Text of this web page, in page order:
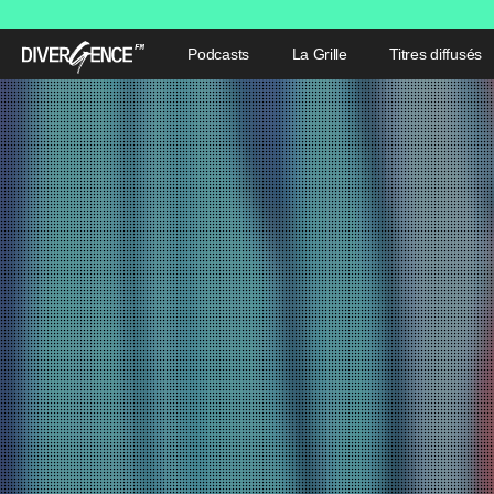
Podcasts La Grille Titres diffusés